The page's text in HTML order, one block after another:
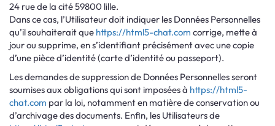
24 rue de la cité 59800 lille.
Dans ce cas, l’Utilisateur doit indiquer les Données Personnelles
qu’il souhaiterait que https://html5-chat.com corrige, mette à
jour ou supprime, en s’identifiant précisément avec une copie
d’une pièce d’identité (carte d’identité ou passeport).
Les demandes de suppression de Données Personnelles seront
soumises aux obligations qui sont imposées à https://html5-
chat.com par la loi, notamment en matière de conservation ou
d’archivage des documents. Enfin, les Utilisateurs de